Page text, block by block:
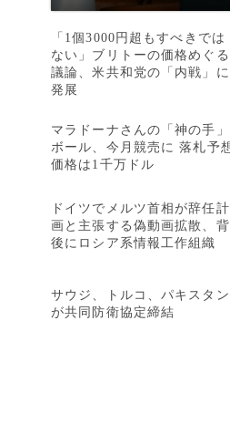
「1個3000円超もすべきでは
ない」ブリトーの価格めぐる
議論、米共和党の「内戦」に
発展
マラドーナさんの「神の手」
ボール、今月競売に 落札予
価格は1千万ドル
ドイツでメルツ首相が辞任計
画と主張する偽動画拡散、背
後にロシア系情報工作組織
サウジ、トルコ、パキスタン
が共同防衛協定締結